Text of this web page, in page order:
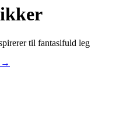
til fantasifuld leg
→